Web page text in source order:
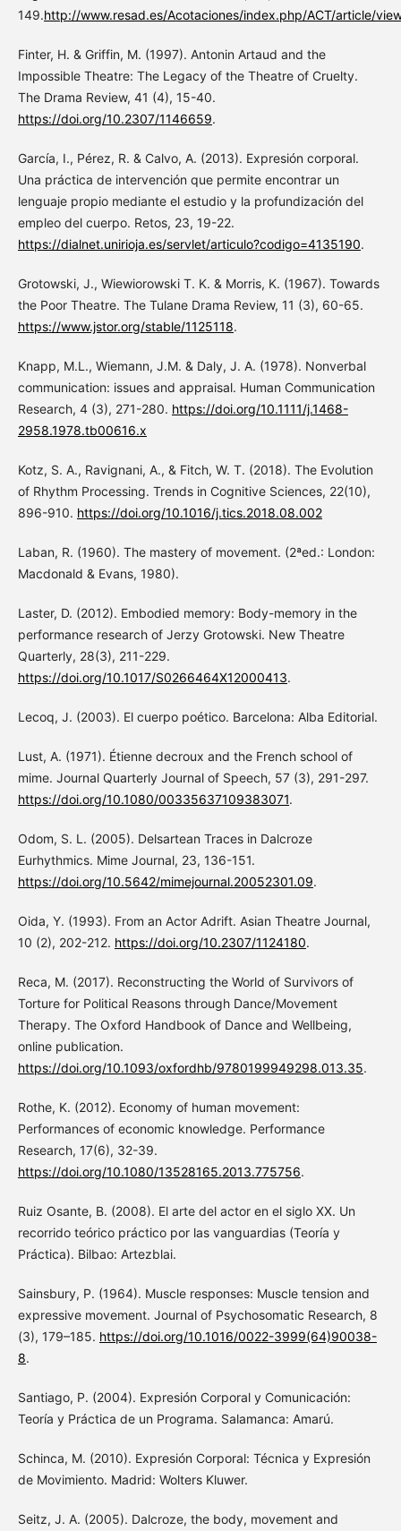
149.http://www.resad.es/Acotaciones/index.php/ACT/article/
Finter, H. & Griffin, M. (1997). Antonin Artaud and the
Impossible Theatre: The Legacy of the Theatre of Cruelty.
The Drama Review, 41 (4), 15-40.
https://doi.org/10.2307/1146659.
García, I., Pérez, R. & Calvo, A. (2013). Expresión corporal.
Una práctica de intervención que permite encontrar un
lenguaje propio mediante el estudio y la profundización del
empleo del cuerpo. Retos, 23, 19-22.
https://dialnet.unirioja.es/servlet/articulo?codigo=4135190.
Grotowski, J., Wiewiorowski T. K. & Morris, K. (1967). Towards
the Poor Theatre. The Tulane Drama Review, 11 (3), 60-65.
https://www.jstor.org/stable/1125118.
Knapp, M.L., Wiemann, J.M. & Daly, J. A. (1978). Nonverbal
communication: issues and appraisal. Human Communication
Research, 4 (3), 271-280. https://doi.org/10.1111/j.1468-
2958.1978.tb00616.x
Kotz, S. A., Ravignani, A., & Fitch, W. T. (2018). The Evolution
of Rhythm Processing. Trends in Cognitive Sciences, 22(10),
896-910. https://doi.org/10.1016/j.tics.2018.08.002
Laban, R. (1960). The mastery of movement. (2ªed.: London:
Macdonald & Evans, 1980).
Laster, D. (2012). Embodied memory: Body-memory in the
performance research of Jerzy Grotowski. New Theatre
Quarterly, 28(3), 211-229.
https://doi.org/10.1017/S0266464X12000413.
Lecoq, J. (2003). El cuerpo poético. Barcelona: Alba Editorial.
Lust, A. (1971). Étienne decroux and the French school of
mime. Journal Quarterly Journal of Speech, 57 (3), 291-297.
https://doi.org/10.1080/00335637109383071.
Odom, S. L. (2005). Delsartean Traces in Dalcroze
Eurhythmics. Mime Journal, 23, 136-151.
https://doi.org/10.5642/mimejournal.20052301.09.
Oida, Y. (1993). From an Actor Adrift. Asian Theatre Journal,
10 (2), 202-212. https://doi.org/10.2307/1124180.
Reca, M. (2017). Reconstructing the World of Survivors of
Torture for Political Reasons through Dance/Movement
Therapy. The Oxford Handbook of Dance and Wellbeing,
online publication.
https://doi.org/10.1093/oxfordhb/9780199949298.013.35.
Rothe, K. (2012). Economy of human movement:
Performances of economic knowledge. Performance
Research, 17(6), 32-39.
https://doi.org/10.1080/13528165.2013.775756.
Ruiz Osante, B. (2008). El arte del actor en el siglo XX. Un
recorrido teórico práctico por las vanguardias (Teoría y
Práctica). Bilbao: Artezblai.
Sainsbury, P. (1964). Muscle responses: Muscle tension and
expressive movement. Journal of Psychosomatic Research, 8
(3), 179–185. https://doi.org/10.1016/0022-3999(64)90038-
8.
Santiago, P. (2004). Expresión Corporal y Comunicación:
Teoría y Práctica de un Programa. Salamanca: Amarú.
Schinca, M. (2010). Expresión Corporal: Técnica y Expresión
de Movimiento. Madrid: Wolters Kluwer.
Seitz, J. A. (2005). Dalcroze, the body, movement and